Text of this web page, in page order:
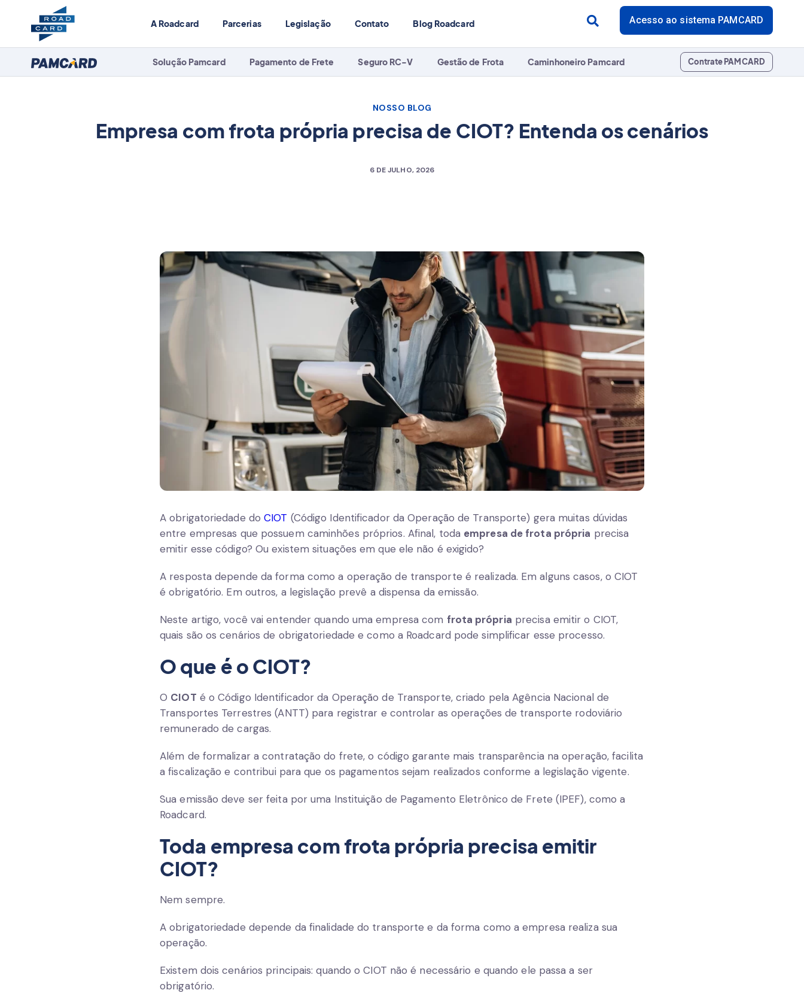
A Roadcard Parcerias Legislação Contato Blog Roadcard Acesso ao sistema PAMCARD
Solução Pamcard Pagamento de Frete Seguro RC-V Gestão de Frota Caminhoneiro Pamcard Contrate PAMCARD
NOSSO BLOG
Empresa com frota própria precisa de CIOT? Entenda os cenários
6 DE JULHO, 2026
A obrigatoriedade doCIOT (Código Identificador da Operação de Transporte) gera muitas dúvidas
entre empresas que possuem caminhões próprios. Afinal, toda empresa de frota própria precisa
emitir esse código? Ou existem situações em que ele não é exigido?
A resposta depende da forma como a operação de transporte é realizada. Em alguns casos, o CIOT
é obrigatório. Em outros, a legislação prevê a dispensa da emissão.
Neste artigo, você vai entender quando uma empresa com frota própria precisa emitir o CIOT,
quais são os cenários de obrigatoriedade e como a Roadcard pode simplificar esse processo.
O que é o CIOT?
O CIOT é o Código Identificador da Operação de Transporte, criado pela Agência Nacional de
Transportes Terrestres (ANTT) para registrar e controlar as operações de transporte rodoviário
remunerado de cargas.
Além de formalizar a contratação do frete, o código garante mais transparência na operação, facilita
a fiscalização e contribui para que os pagamentos sejam realizados conforme a legislação vigente.
Sua emissão deve ser feita por uma Instituição de Pagamento Eletrônico de Frete (IPEF), como a
Roadcard.
Toda empresa com frota própria precisa emitir
CIOT?
Nem sempre.
A obrigatoriedade depende da finalidade do transporte e da forma como a empresa realiza sua
operação.
Existem dois cenários principais: quando o CIOT não é necessário e quando ele passa a ser
obrigatório.